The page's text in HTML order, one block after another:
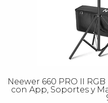
Neewer 660 PRO II
con App, Soportes y